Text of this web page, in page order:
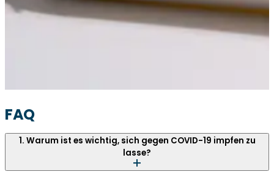
FAQ
1. Warum ist es wichtig, sich gegen COVID-19 impfen zu
lasse?